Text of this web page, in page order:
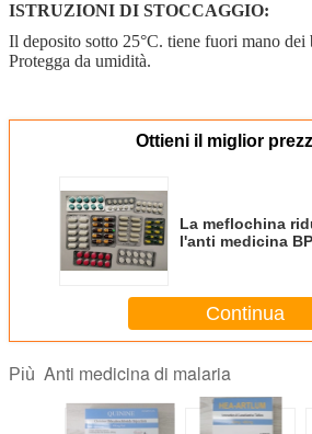
ISTRUZIONI DI STOCCAGGIO:
Il deposito sotto 25°C. tiene fuori mano dei
Protegga da umidità.
Ottieni il miglior
La meflochina
l'anti medicina
Continua
Più Anti medicina di malaria